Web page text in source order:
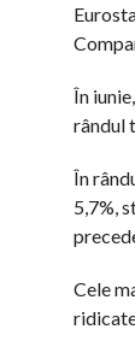
În
rândul
În
5,7%,
Cele